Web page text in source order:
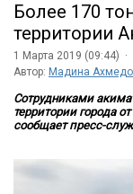
Более 170
территории
1 Марта 2019 (09:44) ·
Автор: Мадина
Сотрудниками
территории города
сообщает пресс-